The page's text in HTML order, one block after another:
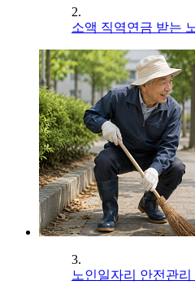
2.
소액 직역연금 받는
3.
노인일자리 안전관